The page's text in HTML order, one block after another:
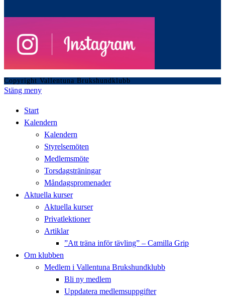
Copyright Vallentuna Brukshundklubb
Stäng meny
Start
Kalendern
Kalendern
Styrelsemöten
Medlemsmöte
Torsdagsträningar
Måndagspromenader
Aktuella kurser
Aktuella kurser
Privatlektioner
Artiklar
”Att träna inför tävling” – Camilla Grip
Om klubben
Medlem i Vallentuna Brukshundklubb
Bli ny medlem
Uppdatera medlemsuppgifter